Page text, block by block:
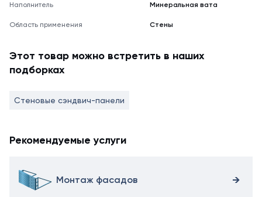
Наполнитель Минеральная вата
Область применения Стены
Этот товар можно встретить в наших
подборках
Стеновые сэндвич-панели
Рекомендуемые услуги
Монтаж фасадов